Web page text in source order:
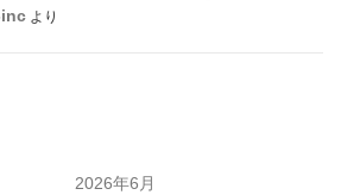
inc より
2026年6月